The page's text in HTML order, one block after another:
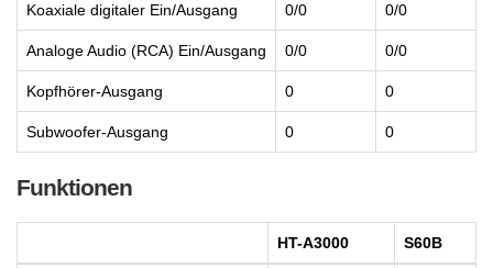
Koaxiale digitaler Ein/Ausgang 0/0 0/0
Analoge Audio (RCA) Ein/Ausgang 0/0 0/0
Kopfhörer-Ausgang 0 0
Subwoofer-Ausgang 0 0
Funktionen
HT-A3000 S60B